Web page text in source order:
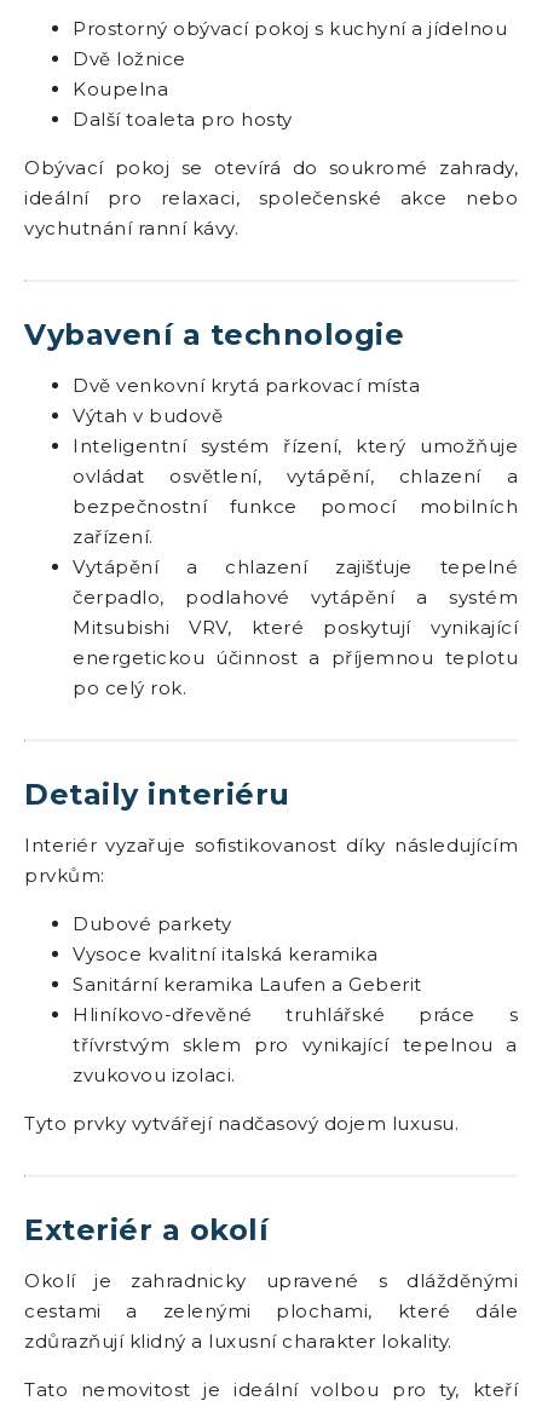
Prostorný obývací pokoj s kuchyní a jídelnou
Dvě ložnice
Koupelna
Další toaleta pro hosty
Obývací pokoj se otevírá do soukromé zahrady,
ideální pro relaxaci, společenské akce nebo
vychutnání ranní kávy.
Vybavení a technologie
Dvě venkovní krytá parkovací místa
Výtah v budově
Inteligentní systém řízení, který umožňuje
ovládat osvětlení, vytápění, chlazení a
bezpečnostní funkce pomocí mobilních
zařízení.
Vytápění a chlazení zajišťuje tepelné
čerpadlo, podlahové vytápění a systém
Mitsubishi VRV, které poskytují vynikající
energetickou účinnost a příjemnou teplotu
po celý rok.
Detaily interiéru
Interiér vyzařuje sofistikovanost díky následujícím
prvkům:
Dubové parkety
Vysoce kvalitní italská keramika
Sanitární keramika Laufen a Geberit
Hliníkovo-dřevěné truhlářské práce s
třívrstvým sklem pro vynikající tepelnou a
zvukovou izolaci.
Tyto prvky vytvářejí nadčasový dojem luxusu.
Exteriér a okolí
Okolí je zahradnicky upravené s dlážděnými
cestami a zelenými plochami, které dále
zdůrazňují klidný a luxusní charakter lokality.
Tato nemovitost je ideální volbou pro ty, kteří